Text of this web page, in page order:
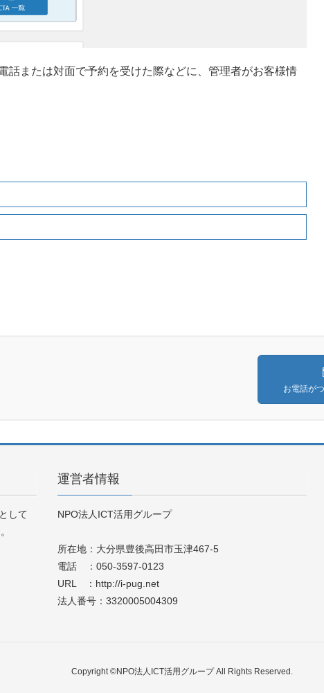
話または対面で予約を受けた際などに、管理者がお客様情
お電話が
して
運営者情報
NPO法人ICT活用グループ
所在地：大分県豊後高田市玉津467-5
電話 ：050-3597-0123
URL ：http://i-pug.net
法人番号：3320005004309
Copyright ©NPO法人ICT活用グループ All Rights Reserved.